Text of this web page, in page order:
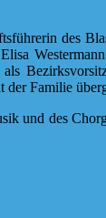
des
der Familie
und des